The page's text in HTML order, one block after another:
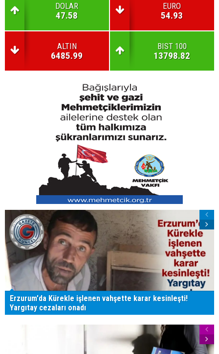
DOLAR
47.58
EURO
54.93
ALTIN
6485.99
BIST 100
13798.82
Erzurum'da Kürekle işlenen vahşette karar kesinleşti!
Yargıtay cezaları onadı